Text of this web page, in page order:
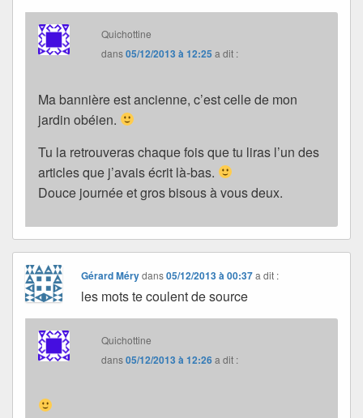
Quichottine
dans05/12/2013 à 12:25 a dit :
Ma bannière est ancienne, c’est celle de mon
jardin obéien.
Tu la retrouveras chaque fois que tu liras l’un des
articles que j’avais écrit là-bas.
Douce journée et gros bisous à vous deux.
Gérard Mérydans05/12/2013 à 00:37 a dit :
les mots te coulent de source
Quichottine
dans05/12/2013 à 12:26a dit :